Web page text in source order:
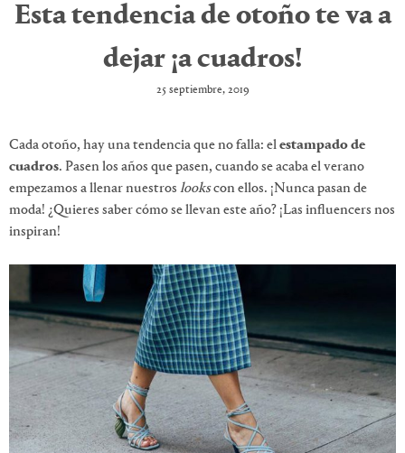
Esta tendencia de otoño te va a
dejar ¡a cuadros!
25 septiembre, 2019
Cada otoño, hay una tendencia que no falla: elestampado de
cuadros. Pasen los años que pasen, cuando se acaba el verano
empezamos a llenar nuestros lookscon ellos. ¡Nunca pasan de
moda! ¿Quieres saber cómo se llevan este año? ¡Las influencers nos
inspiran!